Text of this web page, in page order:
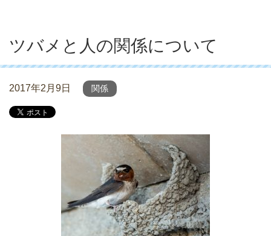
ツバメと人の関係について
2017年2月9日 関係